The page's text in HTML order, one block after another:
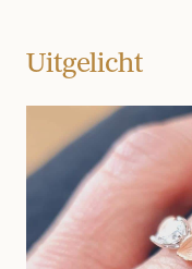
Uitgelicht